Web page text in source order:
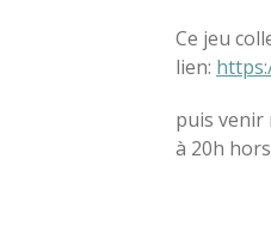
Ce jeu
lien:
puis venir
à 20h